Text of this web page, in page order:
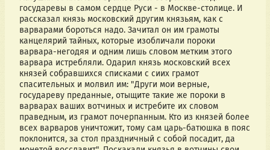
государевы в самом сердце Руси - в Москве-столице. И
рассказал князь московский другим князьям, как с
варварами бороться надо. Зачитал он им грамоты
канцелярий тайных, которые изобличали пороки
варвара-негодяя и одним лишь словом метким этого
варвара истребляли. Одарил князь московский всех
князей собравшихся списками с сиих грамот
спасительных и молвил им: "Други мои верные,
государеву преданные, отыщите такие же пороки в
варварах ваших вотчиных и истребите их словом
праведным, из грамот почерпанным. Кто из князей более
всех варваров уничтожит, тому сам царь-батюшка в пояс
поклонится, за стол праздничный с собой посадит, да